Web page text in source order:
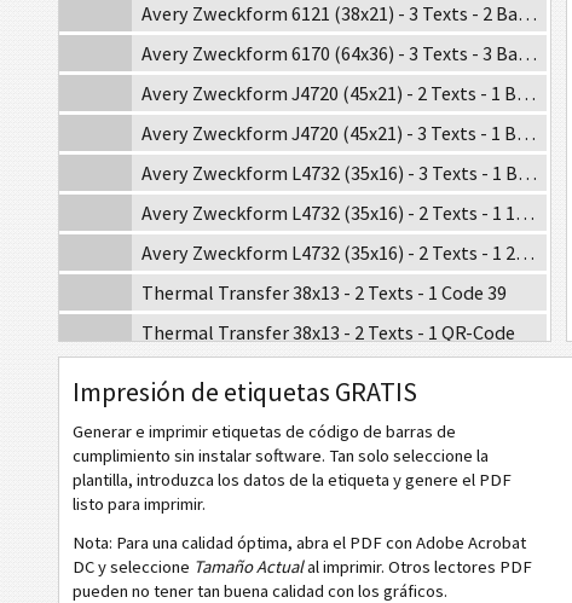
Avery Zweckform 6121 (38x21) - 3 Texts - 2 Barcodes
Avery Zweckform 6170 (64x36) - 3 Texts - 3 Barcodes
Avery Zweckform J4720 (45x21) - 2 Texts - 1 Barcode
Avery Zweckform J4720 (45x21) - 3 Texts - 1 Barcode
Avery Zweckform L4732 (35x16) - 3 Texts - 1 Barcode
Avery Zweckform L4732 (35x16) - 2 Texts - 1 1D Barcode
Avery Zweckform L4732 (35x16) - 2 Texts - 1 2D Barcode
Thermal Transfer 38x13 - 2 Texts - 1 Code 39
Thermal Transfer 38x13 - 2 Texts - 1 QR-Code
Thermal Transfer 38x19 - 2 Texts - 1 Code 39
Thermal Transfer 38x19 - 2 Texts - 1 Code 128
Thermal Transfer 51x25 - 2 Texts - 1 Code 128
Thermal Transfer 51x25 - 2 Texts - 1 QR-Code
Impresión de etiquetas GRATIS
Generar e imprimir etiquetas de código de barras de
cumplimiento sin instalar software. Tan solo seleccione la
plantilla, introduzca los datos de la etiqueta y genere el PDF
listo para imprimir.
Nota: Para una calidad óptima, abra el PDF con Adobe Acrobat
DC y seleccione Tamaño Actualal imprimir. Otros lectores PDF
pueden no tener tan buena calidad con los gráficos.